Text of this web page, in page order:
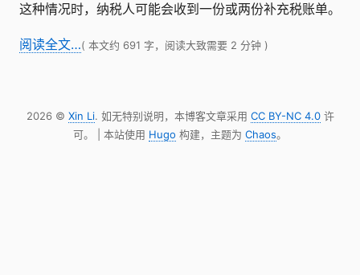
这种情况时，纳税人可能会收到一份或两份补充税账单。
阅读全文…( 本文约 691 字，阅读大致需要 2 分钟 )
2026 © Xin Li. 如无特别说明，本博客文章采用 CC BY-NC 4.0许
可。 | 本站使用 Hugo 构建，主题为 Chaos。